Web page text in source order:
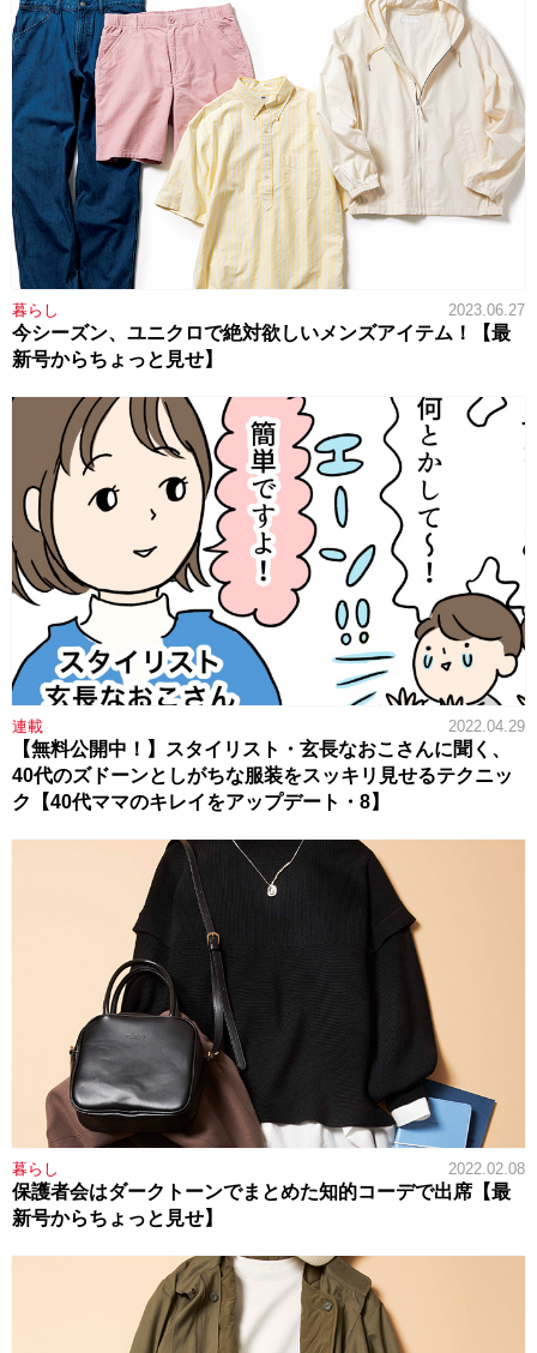
暮らし 2023.06.27
今シーズン、ユニクロで絶対欲しいメンズアイテム！【最
新号からちょっと見せ】
連載 2022.04.29
【無料公開中！】スタイリスト・玄長なおこさんに聞く、
40代のズドーンとしがちな服装をスッキリ見せるテクニッ
ク【40代ママのキレイをアップデート・8】
暮らし 2022.02.08
保護者会はダークトーンでまとめた知的コーデで出席【最
新号からちょっと見せ】